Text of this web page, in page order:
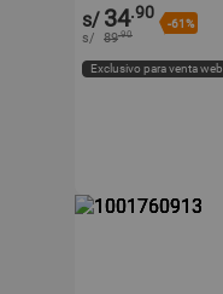
s/ 34.90
-61%
s/ 89.90
Exclusivo para venta web